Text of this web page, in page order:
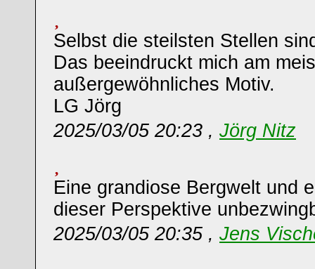
Selbst die steilsten Stellen
Das beeindruckt mich am
außergewöhnliches Motiv.
LG Jörg
2025/03/05 20:23 , Jörg Nitz
Eine grandiose Bergwelt und
dieser Perspektive
2025/03/05 20:35 , Jens